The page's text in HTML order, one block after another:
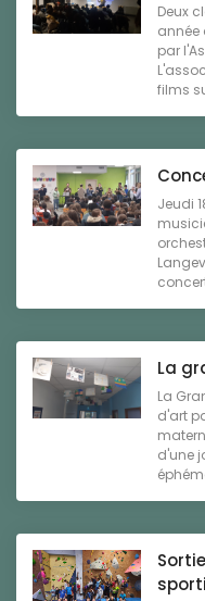
Deux
année
par
films
Jeudi
La
La
d'art
d'une